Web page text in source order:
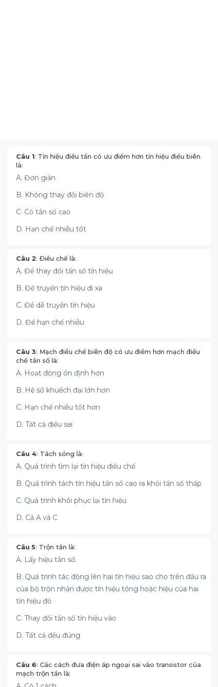
Câu 1: Tín hiệu điều tần có ưu điểm hơn tín hiệu điều biên
là:
A. Đơn giản
B. Không thay đổi biên độ
C. Có tần số cao
D. Hạn chế nhiễu tốt
Câu 2: Điều chế là:
A. Để thay đổi tần số tín hiệu
B. Để truyền tín hiệu đi xa
C. Để dễ truyền tín hiệu
D. Để hạn chế nhiễu
Câu 3: Mạch điều chế biên độ có ưu điểm hơn mạch điều
chế tần số là:
A. Hoạt động ổn định hơn
B. Hệ số khuếch đại lớn hơn
C. Hạn chế nhiễu tốt hơn
D. Tất cả điều sai
Câu 4: Tách sóng là:
A. Quá trình tìm lại tín hiệu điều chế
B. Quá trình tách tín hiệu tần số cao ra khỏi tần số thấp
C. Quá trình khôi phục lại tín hiệu
D. Cả A và C
Câu 5: Trộn tần là:
A. Lấy hiệu tần số.
B. Quá trình tác động lên hai tín hiệu sao cho trên đầu ra
của bộ trộn nhận được tín hiệu tổng hoặc hiệu của hai
tín hiệu đó
C. Thay đổi tần số tín hiệu vào
D. Tất cả đều đúng
Câu 6: Các cách đưa điện áp ngoại sai vào transistor của
mạch trộn tần là: